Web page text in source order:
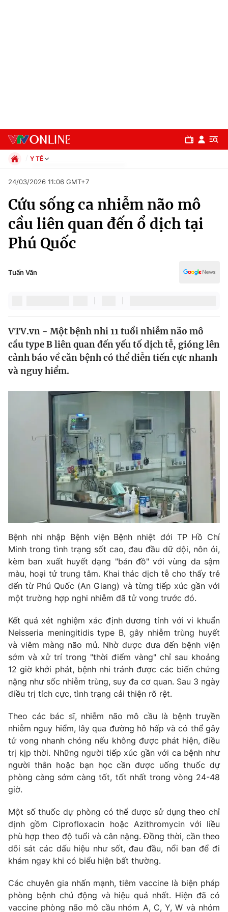
Chuyên mục
Chính trị
Thế giới
Tin tức
Thế giới đó đây
Câu chuyện quốc tế
Kinh tế
Góc doanh nghiệp
Dữ liệu và đời sống
Truyền hình
Hậu trường
Khán giả
Giải sao mai
Làm đẹp
Chất lượng cuộc sống
Giáo dục
Tuyển sinh
Học trực tuyến
Công nghệ
Hitech Công nghệ tương lai
Sản phẩm
Thị trường
Tư vấn
Giao lưu trực tuyến
Lịch phát sóng
Chuyên mục khác
Emagazine Podcast
Photo Infographic
Video Shorts video
VTV Money VTV Thể thao
VTV Sức khoẻ
Thị trường 24h Tấm lòng Việt
VTV4 Vươn mình bằng AI
VTV9 VTV8
Liên hệ tòa soạn English
Y TẾ
Xã hội
Pháp luật
Thể thao
Truyền hình
Văn hóa - Giải trí
24/03/2026 11:06 GMT+7
Cứu sống ca nhiễm não mô
cầu liên quan đến ổ dịch tại
Phú Quốc
Tuấn Văn
VTV.vn - Một bệnh nhi 11 tuổi nhiễm não mô
cầu type B liên quan đến yếu tố dịch tễ, gióng lên
cảnh báo về căn bệnh có thể diễn tiến cực nhanh
và nguy hiểm.
Bệnh nhi nhập Bệnh viện Bệnh nhiệt đới TP Hồ Chí
Minh trong tình trạng sốt cao, đau đầu dữ dội, nôn ói,
kèm ban xuất huyết dạng "bản đồ" với vùng da sậm
màu, hoại tử trung tâm. Khai thác dịch tễ cho thấy trẻ
đến từ Phú Quốc (An Giang) và từng tiếp xúc gần với
một trường hợp nghi nhiễm đã tử vong trước đó.
Kết quả xét nghiệm xác định dương tính với vi khuẩn
Neisseria meningitidis type B, gây nhiễm trùng huyết
và viêm màng não mủ. Nhờ được đưa đến bệnh viện
sớm và xử trí trong "thời điểm vàng" chỉ sau khoảng
12 giờ khởi phát, bệnh nhi tránh được các biến chứng
nặng như sốc nhiễm trùng, suy đa cơ quan. Sau 3 ngày
điều trị tích cực, tình trạng cải thiện rõ rệt.
Theo các bác sĩ, nhiễm não mô cầu là bệnh truyền
nhiễm nguy hiểm, lây qua đường hô hấp và có thể gây
tử vong nhanh chóng nếu không được phát hiện, điều
trị kịp thời. Những người tiếp xúc gần với ca bệnh như
người thân hoặc bạn học cần được uống thuốc dự
phòng càng sớm càng tốt, tốt nhất trong vòng 24-48
giờ.
Một số thuốc dự phòng có thể được sử dụng theo chỉ
định gồm Ciprofloxacin hoặc Azithromycin với liều
phù hợp theo độ tuổi và cân nặng. Đồng thời, cần theo
dõi sát các dấu hiệu như sốt, đau đầu, nổi ban để đi
khám ngay khi có biểu hiện bất thường.
Các chuyên gia nhấn mạnh, tiêm vaccine là biện pháp
phòng bệnh chủ động và hiệu quả nhất. Hiện đã có
vaccine phòng não mô cầu nhóm A, C, Y, W và nhóm